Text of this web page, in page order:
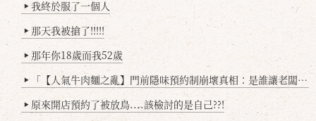
▶ 我終於服了一個人
▶ 那天我被搶了!!!!!
▶ 那年你18歲而我52歲
▶ 「【人氣牛肉麵之亂】門前隱味預約制崩壞真相：是誰讓老闆心灰意冷？」
▶ 原來開店預約了被放鳥....該檢討的是自己??!